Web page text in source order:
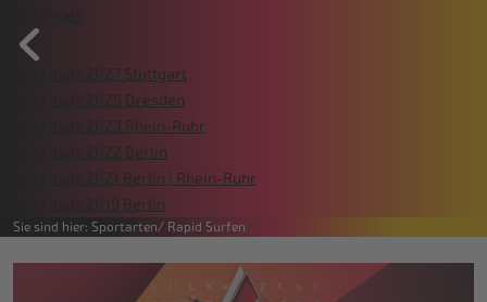
Die Finals 2027 Stuttgart
Die Finals 2025 Dresden
Die Finals 2023 Rhein-Ruhr
Die Finals 2022 Berlin
Die Finals 2021 Berlin | Rhein-Ruhr
Die Finals 2019 Berlin
Sie sind hier: Sportarten Rapid Surfen